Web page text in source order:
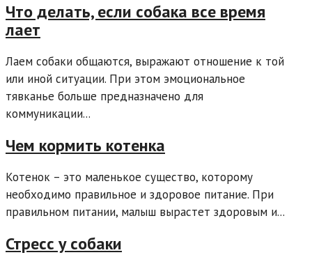
Что делать, если собака все время
лает
Лаем собаки общаются, выражают отношение к той
или иной ситуации. При этом эмоциональное
тявканье больше предназначено для
коммуникации...
Чем кормить котенка
Котенок – это маленькое существо, которому
необходимо правильное и здоровое питание. При
правильном питании, малыш вырастет здоровым и...
Стресс у собаки